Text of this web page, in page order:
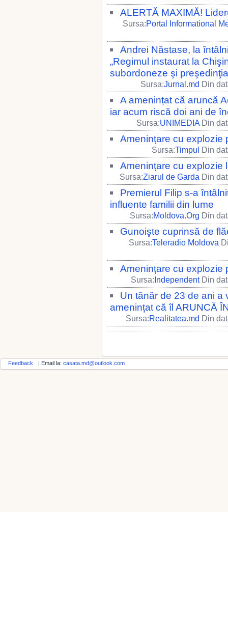
ALERTĂ MAXIMĂ!
Sursa:Portal Informational
Andrei Năstase, la
„Regimul instaurat la
subordoneze şi
Sursa:Jurnal.md Din
A amenințat că aruncă
iar acum riscă doi ani de
Sursa:UNIMEDIA Din
Amenințare cu explozie
Sursa:Timpul Din
Amenințare cu explozie
Sursa:Ziarul de Garda Din
Premierul Filip s-a
influente familii din lume
Sursa:Moldova.Org Din
Gunoişte cuprinsă de
Sursa:Teleradio Moldova
Amenințare cu explozie
Sursa:IndependentDin
Un tânăr de 23 de ani a
amenințat că îl ARUNCĂ
Sursa:Realitatea.md Din
Feedback | Email la: casata.md@outlook.com